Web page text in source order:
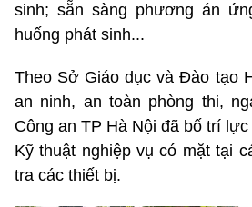
sinh; sẵn sàng phương án
huống phát sinh...
Theo Sở Giáo dục và Đào tạo
an ninh, an toàn phòng thi,
Công an TP Hà Nội đã bố trí
Kỹ thuật nghiệp vụ có mặt tại
tra các thiết bị.